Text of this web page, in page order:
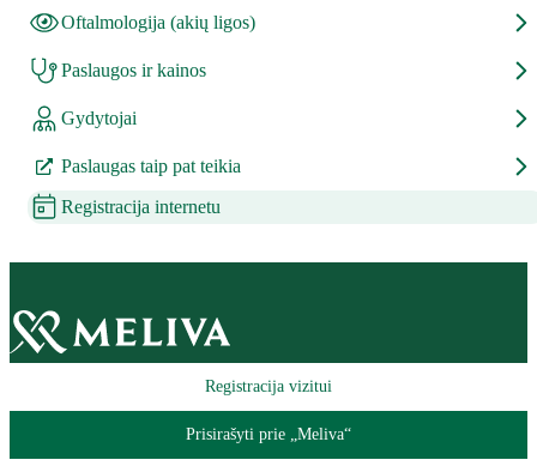
Oftalmologija (akių ligos)
Paslaugos ir kainos
Gydytojai
Paslaugas taip pat teikia
Registracija internetu
Registracija vizitui
Prisirašyti prie „Meliva“